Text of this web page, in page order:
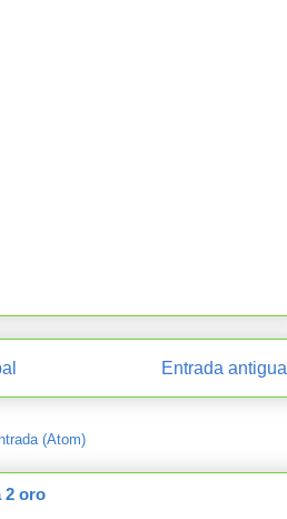
Entrada antigua
(Atom)
2 oro